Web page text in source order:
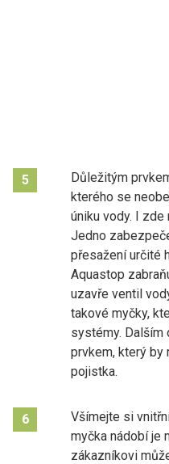
5
Důležitým
kterého se
úniku vody. I
Jedno
přesažení určité
Aquastop
uzavře ventil
takové myčky,
systémy.
prvkem, který by
pojistka.
6
Všímejte si
myčka nádobí je
zákazníkovi